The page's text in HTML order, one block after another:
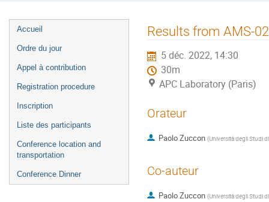
Menu
de
Accueil
Ordre du jour
Appel à contribution
Registration procedure
Inscription
Liste des participants
Conference location and
transportation
Conference Dinner
Results from AMS-02
5 déc. 2022, 14:30
30m
APC Laboratory (Paris)
Orateur
Paolo Zuccon (Università degli Studi
Co-auteur
Paolo Zuccon (Università degli Studi